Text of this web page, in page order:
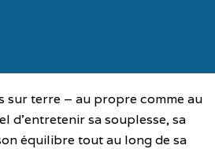
sur terre – au propre comme au
d’entretenir sa souplesse, sa
équilibre tout au long de sa